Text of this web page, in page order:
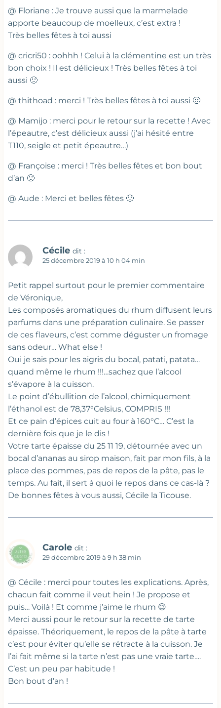
@ Floriane : Je trouve aussi que la marmelade
apporte beaucoup de moelleux, c’est extra !
Très belles fêtes à toi aussi
@ cricri50 : oohhh ! Celui à la clémentine est un très
bon choix ! Il est délicieux ! Très belles fêtes à toi
aussi 🙂
@ thithoad : merci ! Très belles fêtes à toi aussi 🙂
@ Mamijo : merci pour le retour sur la recette ! Avec
l’épeautre, c’est délicieux aussi (j’ai hésité entre
T110, seigle et petit épeautre…)
@ Françoise : merci ! Très belles fêtes et bon bout
d’an 🙂
@ Aude : Merci et belles fêtes 🙂
Cécile dit :
25 décembre 2019 à 10 h 04 min
Petit rappel surtout pour le premier commentaire
de Véronique,
Les composés aromatiques du rhum diffusent leurs
parfums dans une préparation culinaire. Se passer
de ces flaveurs, c’est comme déguster un fromage
sans odeur… What else !
Oui je sais pour les aigris du bocal, patati, patata…
quand même le rhum !!!…sachez que l’alcool
s’évapore à la cuisson.
Le point d’ébullition de l’alcool, chimiquement
l’éthanol est de 78,37°Celsius, COMPRIS !!!
Et ce pain d’épices cuit au four à 160°C… C’est la
dernière fois que je le dis !
Votre tarte épaisse du 25 11 19, détournée avec un
bocal d’ananas au sirop maison, fait par mon fils, à la
place des pommes, pas de repos de la pâte, pas le
temps. Au fait, il sert à quoi le repos dans ce cas-là ?
De bonnes fêtes à vous aussi, Cécile la Ticouse.
Carole dit :
29 décembre 2019 à 9 h 38 min
@ Cécile : merci pour toutes les explications. Après,
chacun fait comme il veut hein ! Je propose et
puis… Voilà ! Et comme j’aime le rhum 😉
Merci aussi pour le retour sur la recette de tarte
épaisse. Théoriquement, le repos de la pâte à tarte
c’est pour éviter qu’elle se rétracte à la cuisson. Je
l’ai fait même si la tarte n’est pas une vraie tarte….
C’est un peu par habitude !
Bon bout d’an !